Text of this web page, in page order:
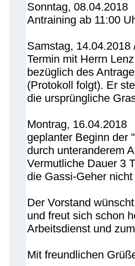
Sonntag, 08.04.2018
Antraining ab 11:00
Samstag, 14.04.2018
Termin mit Herrn
bezüglich des
(Protokoll folgt). Er
die ursprüngliche
Montrag, 16.04.2018
geplanter Beginn der
durch unteranderem
Vermutliche Dauer 3
die Gassi-Geher
Der Vorstand
und freut sich schon
Arbeitsdienst und
Mit freundlichen